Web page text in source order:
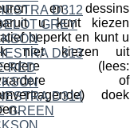
en dessins
u kunt kiezen
beperkt en kunt u
niet kiezen uit
(lees:
of
doek